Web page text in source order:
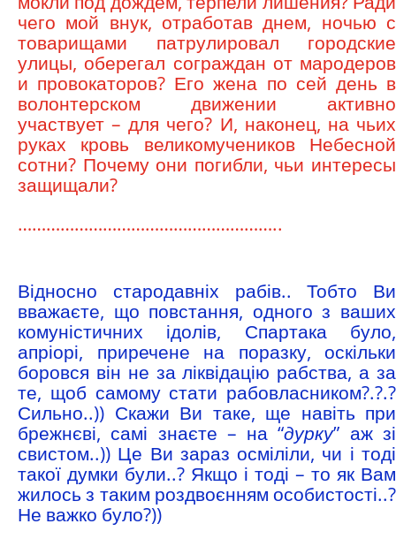
чего мой внук, отработав днем, ночью с
товарищами патрулировал городские
улицы, оберегал сограждан от мародеров
и провокаторов? Его жена по сей день в
волонтерском движении активно
участвует – для чего? И, наконец, на чьих
руках кровь великомучеников Небесной
сотни? Почему они погибли, чьи интересы
защищали?
………………………………………………..
Відносно стародавніх рабів.. Тобто Ви
вважаєте, що повстання, одного з ваших
комуністичних ідолів, Спартака було,
апріорі, приречене на поразку, оскільки
боровся він не за ліквідацію рабства, а за
те, щоб самому стати рабовласником?.?.?
Сильно..)) Скажи Ви таке, ще навіть при
брежнєві, самі знаєте – на “дурку” аж зі
свистом..)) Це Ви зараз осміліли, чи і тоді
такої думки були..? Якщо і тоді – то як Вам
жилось з таким роздвоєнням особистості..?
Не важко було?))